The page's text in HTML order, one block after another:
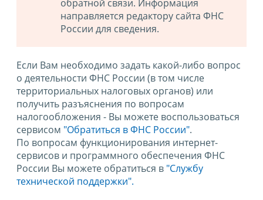
обратной связи. Информация
направляется редактору сайта ФНС
России для сведения.
Если Вам необходимо задать какой-либо вопрос
о деятельности ФНС России (в том числе
территориальных налоговых органов) или
получить разъяснения по вопросам
налогообложения - Вы можете воспользоваться
сервисом "Обратиться в ФНС России".
По вопросам функционирования интернет-
сервисов и программного обеспечения ФНС
России Вы можете обратиться в "Службу
технической поддержки".